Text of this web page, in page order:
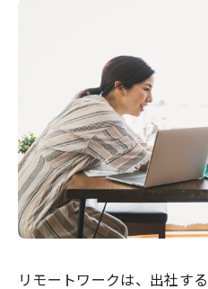
リモートワークは、出社す